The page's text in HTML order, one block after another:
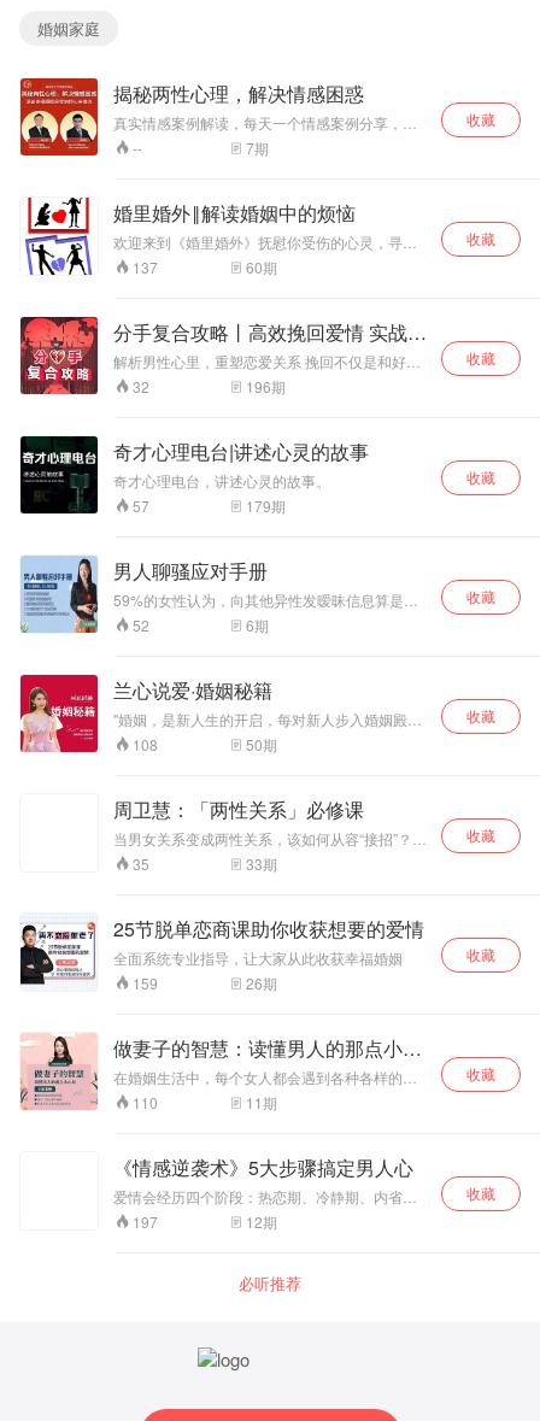
婚姻家庭
揭秘两性心理，解决情感困惑
真实情感案例解读，每天一个情感案例分享，全
面提升你的婚恋情商。
-- 7期
收藏
婚里婚外‖解读婚姻中的烦恼
欢迎来到《婚里婚外》抚慰你受伤的心灵，寻找
幸福的密码，我是余和旭期待你的聆听与关注。
137 60期
收藏
分手复合攻略丨高效挽回爱情 实战指
导
解析男性心里，重塑恋爱关系 挽回不仅是和好，
而是关系不再重蹈覆辙，之前问题解决，以后你
们幸福甜蜜，彼此珍惜，才是正确的挽回复合方
32 196期
收藏
奇才心理电台|讲述心灵的故事
奇才心理电台，讲述心灵的故事。
57
179期
收藏
男人聊骚应对手册
59%的女性认为，向其他异性发暧昧信息算是出
轨，而男性只有42%持此意见； 70%的女性认
为，长期网上约会聊骚算是出轨，而只有55%的
多数人的选择， 但是当你面对伴侣喜欢聊骚的时
候， 该如何对他say no, 丁忠花老师将11年的个
案经验总结成一套高分的 男人聊骚应对手册 教你
避开三大雷区，两大妙招搞定男人爱聊骚
52 6期
收藏
兰心说爱·婚姻秘籍
"婚姻，是新人生的开启，每对新人步入婚姻殿
堂，却没有人给一个说明书。每个人婚姻里，都
难免有迷茫和困惑，遇到各种问题，在夫妻相处
姻，是最好又最难的修行道场，如何在婚姻中修
正自身的缺点和不足？如何在婚姻中成长为更好
的自己？如何在夫妻相处中尽快磨合？如何改善
夫妻关系、亲子关系、婆媳关系？如何在柴米油
盐里内外兼修，蜕变成优雅的女神？如何让两性
架将伤害降到最低？如何在一地鸡毛的生活里强
大起来…… 所有这些都是婚姻里需要学习的智
慧！兰心老师如知心姐姐般与你促膝相谈，帮助
你拨开迷雾，帮助你认清你的婚姻，帮助你修炼
108 50期
收藏
周卫慧：「两性关系」必修课
当男女关系变成两性关系，该如何从容“接招”？
当爱情来临，该如何在男女关系中“施受”平衡？
当恋爱遇到“渣男”，该如何精准识别，力挽狂澜？
专家周卫慧 为你一一解答！
35 33期
收藏
25节脱单恋商课助你收获想要的爱情
全面系统专业指导，让大家从此收获幸福婚姻
159
26期
收藏
做妻子的智慧：读懂男人的那点小心
思！
在婚姻生活中，每个女人都会遇到各种各样的问
题，特别是有了孩子后，家庭矛盾会更为突出。
而一段婚姻是否幸福的关键，不是他爱你有多
有搞清楚它，你的婚姻，才会按你所期待的样子
发展。 王妃老师将带你走进《做妻子的智慧》，
通过11节视频课程里包含11条锦囊妙计，把经营
婚姻的痛点和迷惑解开，从真人案例入手，深入
浅出，彻底帮助你从“好”妻子完美转型成“智慧妻
110 11期
收藏
《情感逆袭术》5大步骤搞定男人心
爱情会经历四个阶段：热恋期、冷静期、内省
期、启示期 热恋期你们彼此觉得很完美，但随着
热情褪去，你们进入冷静期，各自开始看到对方
的关系就会偏离原来的轨道...... 只有19%的聪明
女人，能发现问题，有效引导伴侣，让两人重新
197 12期
收藏
必听推荐